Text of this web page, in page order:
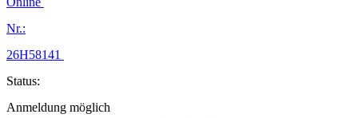
Nr.:
26H58141
Status:
Anmeldung möglich